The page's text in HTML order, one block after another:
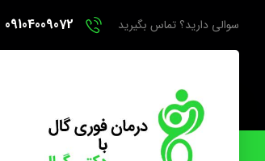
سوالی دارید؟ تماس بگیرید 09104009072